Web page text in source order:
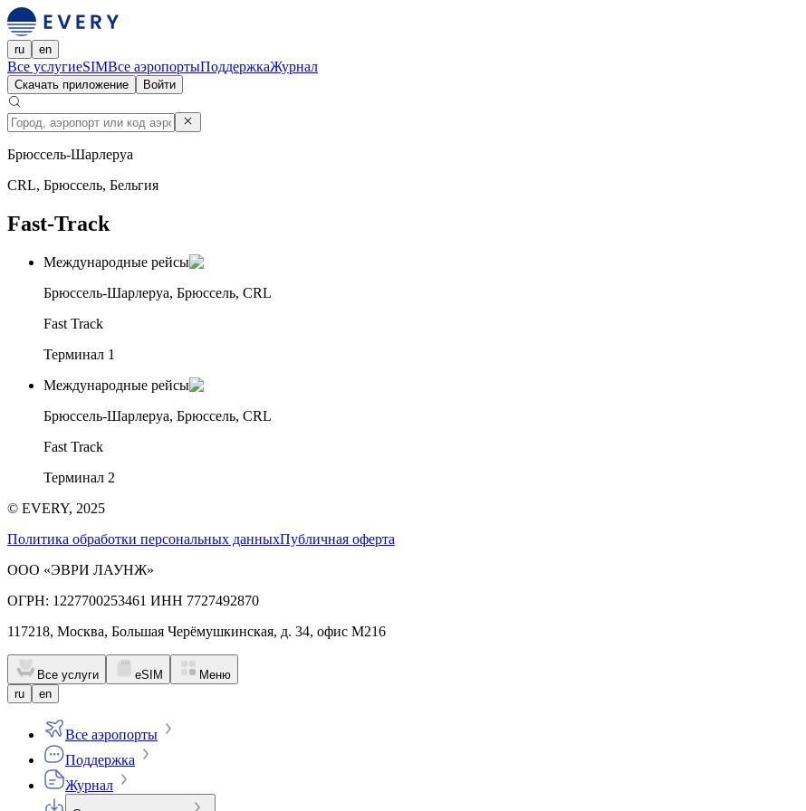
ru en
Все услугиeSIMВсе аэропортыПоддержкаЖурнал
Скачать приложение Войти
Брюссель-Шарлеруа
CRL, Брюссель, Бельгия
Fast-Track
Международные рейсы
Брюссель-Шарлеруа, Брюссель, CRL
Fast Track
Терминал 1
Международные рейсы
Брюссель-Шарлеруа, Брюссель, CRL
Fast Track
Терминал 2
© EVERY, 2025
Политика обработки персональных данныхПубличная оферта
ООО «ЭВРИ ЛАУНЖ»
ОГРН: 1227700253461 ИНН 7727492870
117218, Москва, Большая Черёмушкинская, д. 34, офис М216
Все услуги eSIM
Меню
ru
en
Все аэропорты
Поддержка
Журнал